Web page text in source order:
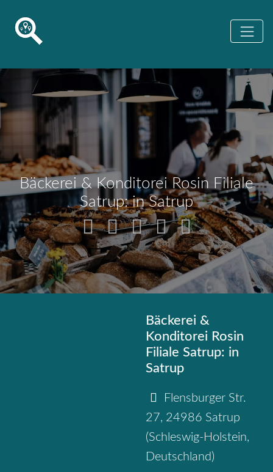
Bäckerei & Konditorei Rosin Filiale
Satrup: in Satrup
Bäckerei &
Konditorei Rosin
Filiale Satrup: in
Satrup
Flensburger Str.
27, 24986 Satrup
(Schleswig-Holstein,
Deutschland)